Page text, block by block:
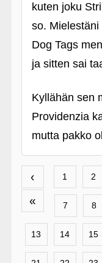
kuten joku
so.
Dog Tags
ja sitten sai
Kyllähän sen
Providenzia
mutta pakko
‹
«
1 2
7 8
13 14 15